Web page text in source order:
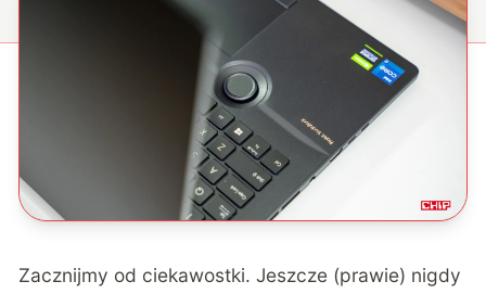
Zacznijmy od ciekawostki. Jeszcze (prawie) nigdy